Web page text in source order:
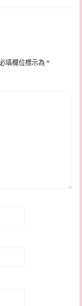
填欄位標示為 *